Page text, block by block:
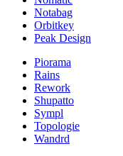
Notabag
Orbitkey
Peak Design
Piorama
Rains
Rework
Shupatto
Sympl
Topologie
Wandrd